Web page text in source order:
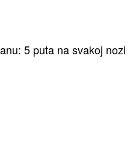
5 puta na svakoj nozi